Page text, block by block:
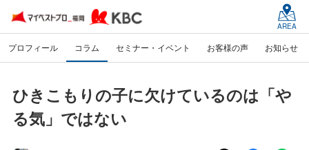
AREA
プロフィール コラム セミナー・イベント お客様の声 お知らせ
ひきこもりの子に欠けているのは「や
る気」ではない